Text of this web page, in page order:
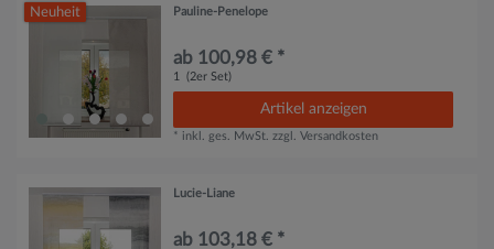
Neuheit Pauline-Penelope
ab 100,98 € *
1 (2er Set)
Artikel anzeigen
* inkl. ges. MwSt. zzgl.Versandkosten
Lucie-Liane
ab 103,18 € *